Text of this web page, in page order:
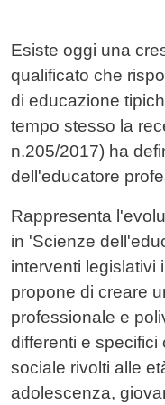
Esiste oggi una
qualificato che
di educazione
tempo stesso la
n.205/2017) ha
dell'educatore
Rappresenta
in 'Scienze
interventi legislativi
propone di creare
professionale e
differenti e specifici
sociale rivolti alle
adolescenza,